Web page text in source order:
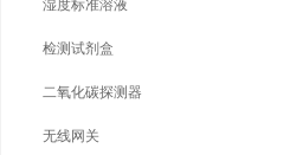
湿度标准溶液
检测试剂盒
二氧化碳探测器
无线网关